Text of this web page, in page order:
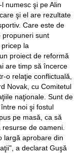
numesc şi pe Alin
şi el are rezultate
Care este de
propuneri sunt
la
proiect de reformă
are timp să încerce
o relaţie conflictuală,
Novak, cu Comitetul
naţionale. Sunt de
noi şi fostul
pe masă, ca să
de oameni.
largă aprobare din
a declarat Guşă